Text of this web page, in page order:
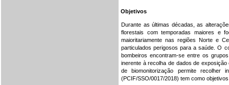
Objetivos
Durante as últimas décadas, as
florestais com temporadas maiores e
maioritariamente nas regiões Norte e
particulados perigosos para a saúde. O
bombeiros encontram-se entre os
inerente à recolha de dados de
de biomonitorização permite recolher
(PCIF/SSO/0017/2018) tem como